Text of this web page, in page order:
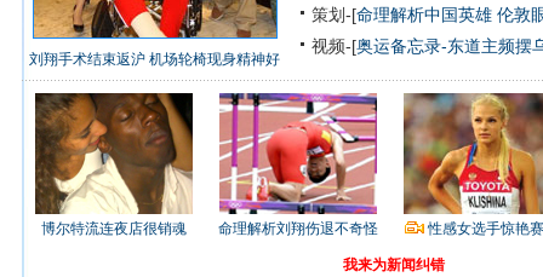
刘翔手术结束返沪 机场轮椅现身精神好
策划-[命理解析中国英雄 伦敦
视频-[奥运备忘录-东道主频摆
博尔特流连夜店很销魂 命理解析刘翔伤退不奇怪 性感女选手惊艳
我来为新闻纠错